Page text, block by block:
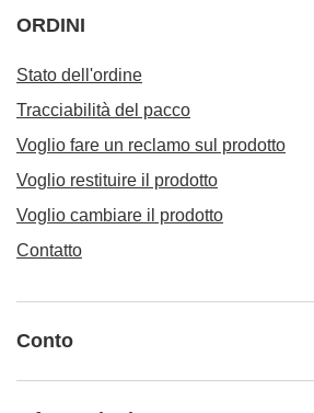
ORDINI
Stato dell'ordine
Tracciabilità del pacco
Voglio fare un reclamo sul prodotto
Voglio restituire il prodotto
Voglio cambiare il prodotto
Contatto
Conto